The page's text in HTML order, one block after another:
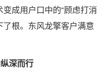
成用户口中的“顾虑打消
根。东风龙擎客户满意
深而行